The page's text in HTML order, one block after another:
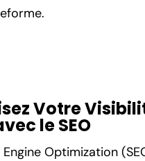
Votre
le SEO
Engine Optimization